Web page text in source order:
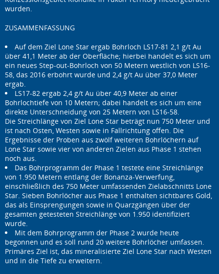
wurden.
ZUSAMMENFASSUNG
Auf dem Ziel Lone Star ergab Bohrloch LS17-81 2,1 g/t Au
über 41,1 Meter ab der Oberfläche; hierbei handelt es sich um
ein neues Step-out-Bohrloch von 50 Metern westlich von LS16-
58, das 2016 erbohrt wurde und 2,4 g/t Au über 37,0 Meter
ergab.
LS17-82 ergab 2,4 g/t Au über 40,9 Meter ab einer
Bohrlochtiefe von 10 Metern; dabei handelt es sich um eine
direkte Unterschneidung von 25 Metern von LS16-58.
Die Streichlänge von Ziel Lone Star beträgt nun 750 Meter und
ist nach Osten, Westen sowie in Fallrichtung offen. Die
Ergebnisse der Proben aus zwölf weiteren Bohrlöchern auf
Lone Star sowie vier von anderen Zielen aus Phase 1 stehen
noch aus.
Das Bohrprogramm der Phase 1 testete eine Streichlänge
von 1.950 Metern entlang der Bonanza-Verwerfung,
einschließlich des 750 Meter umfassenden Zielabschnitts Lone
Star. Sieben Bohrlöcher aus Phase 1 enthalten sichtbares Gold,
das als Einsprengungen sowie in Quarzgängen über der
gesamten getesteten Streichlänge von 1.950 identifiziert
wurde.
Mit dem Bohrprogramm der Phase 2 wurde heute
begonnen und es soll rund 20 weitere Bohrlöcher umfassen.
Primäres Ziel ist, das mineralisierte Ziel Lone Star nach Westen
und in die Tiefe zu erweitern.